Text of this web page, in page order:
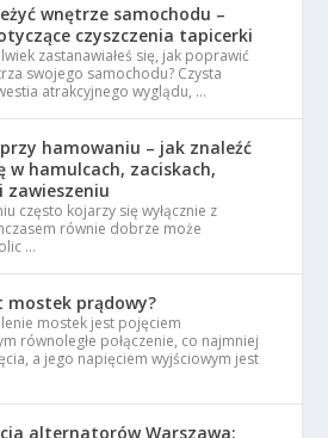
wnętrze samochodu –
czyszczenia tapicerki
zastanawiałeś się, jak poprawić
swojego samochodu? Czysta
atrakcyjnego wyglądu, …
hamowaniu – jak znaleźć
w hamulcach, zaciskach,
zawieszeniu
często kojarzy się wyłącznie z
równie dobrze może
…
mostek prądowy?
mostek jest pojęciem
równoległe połączenie, co najmniej
a jego napięciem wyjściowym jest
alternatorów Warszawa: